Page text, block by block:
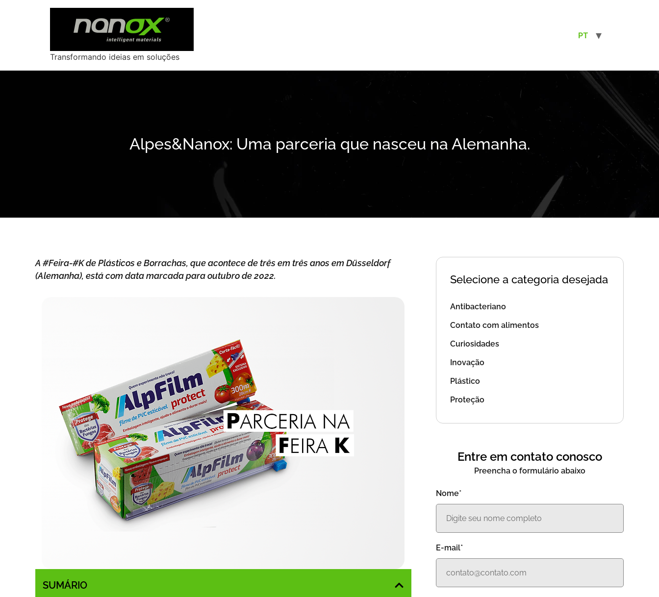
Transformando ideias em soluções
PT
Alpes&Nanox: Uma parceria que nasceu na Alemanha.
A #Feira-#K de Plásticos e Borrachas, que acontece de três em três anos em Düsseldorf
(Alemanha), está com data marcada para outubro de 2022.
SUMÁRIO
Entre em contato conosco
Preencha o formulário abaixo
Nome*
E-mail*
Selecione a categoria desejada
Antibacteriano
Contato com alimentos
Curiosidades
Inovação
Plástico
Proteção